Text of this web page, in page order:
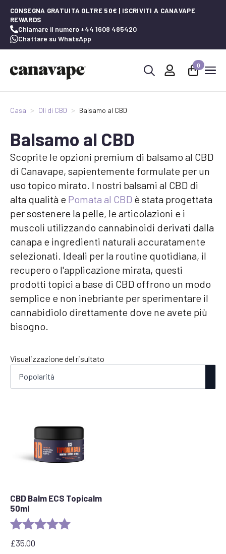
CONSEGNA GRATUITA OLTRE 50€ | ISCRIVITI A CANAVAPE
REWARDS
Chiamare il numero +44 1608 485420
Chattare su WhatsApp
0
Casa Oli di CBD Balsamo al CBD
Balsamo al CBD
Scoprite le opzioni premium di balsamo al CBD
di Canavape, sapientemente formulate per un
uso topico mirato. I nostri balsami al CBD di
alta qualità e Pomata al CBD è stata progettata
per sostenere la pelle, le articolazioni e i
muscoli utilizzando cannabinoidi derivati dalla
canapa e ingredienti naturali accuratamente
selezionati. Ideali per la routine quotidiana, il
recupero o l'applicazione mirata, questi
prodotti topici a base di CBD offrono un modo
semplice e non inebriante per sperimentare il
cannabidiolo direttamente dove ne avete più
bisogno.
Visualizzazione del risultato
CBD Balm ECS Topicalm
50ml
Rating:
£35.00